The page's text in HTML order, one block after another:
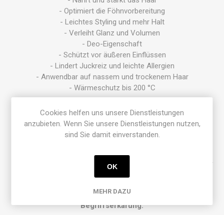
- Optimiert die Föhnvorbereitung
- Leichtes Styling und mehr Halt
- Verleiht Glanz und Volumen
- Deo-Eigenschaft
- Schützt vor äußeren Einflüssen
- Lindert Juckreiz und leichte Allergien
- Anwendbar auf nassem und trockenem Haar
- Wärmeschutz bis 200 °C
Inhalt: 100 ml
deinen Symptomen vor, sondern wähle das Projekt nach deinem Gefühl oder deiner
Begriffserkärung:
Cookies helfen uns unsere Dienstleistungen
anzubieten. Wenn Sie unsere Dienstleistungen nutzen,
sind Sie damit einverstanden.
OK
MEHR DAZU